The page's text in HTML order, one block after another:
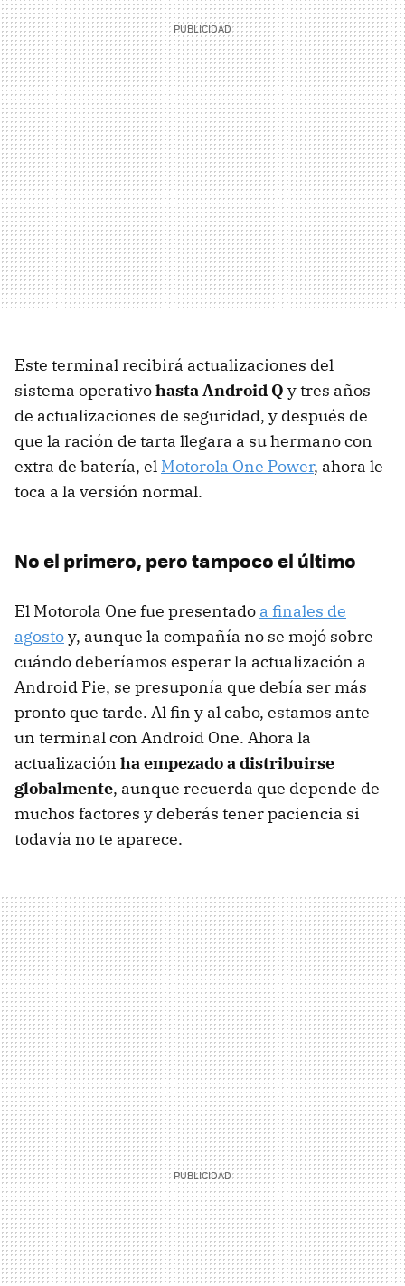
Este terminal recibirá actualizaciones del
sistema operativohasta Android Q y tres años
de actualizaciones de seguridad, y después de
que la ración de tarta llegara a su hermano con
extra de batería, el Motorola One Power, ahora le
toca a la versión normal.
No el primero, pero tampoco el último
El Motorola One fue presentado a finales de
agostoy, aunque la compañía no se mojó sobre
cuándo deberíamos esperar la actualización a
Android Pie, se presuponía que debía ser más
pronto que tarde. Al fin y al cabo, estamos ante
un terminal con Android One. Ahora la
actualización ha empezado a distribuirse
globalmente, aunque recuerda que depende de
muchos factores y deberás tener paciencia si
todavía no te aparece.